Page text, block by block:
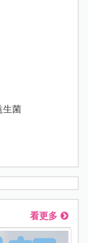
生菌
看更多